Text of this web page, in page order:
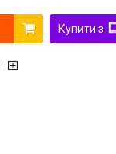
Купити з